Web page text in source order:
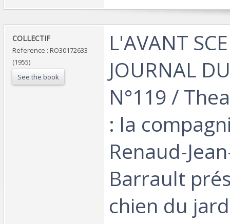
‎COLLECTIF‎
Reference : RO30172633
(1955)
See the book
‎L'AVANT
JOURNAL
N°119 /
: la
Renaud-
Barrault
chien du